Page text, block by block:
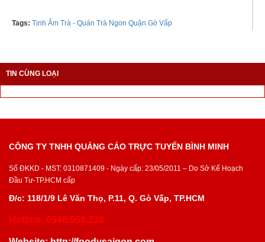
Tags: Tịnh Âm Trà - Quán Trà Ngon Quận Gò Vấp
TIN CÙNG LOẠI
CÔNG TY TNHH QUẢNG CÁO TRỰC TUYẾN BÌNH MINH
Số ĐKKD - MST: 0310871409 - Ngày cấp: 23/05/2011 – Do Sở Kế Hoạch
Đầu Tư-TP.HCM cấp
Đ/c: 118/1/9 Lê Văn Thọ, P.11, Q. Gò Vấp, TP.HCM
Hotline: 0948.968.238